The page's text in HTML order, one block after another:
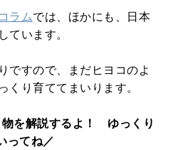
ラムでは、ほかにも、日本
います。
ですので、まだヒヨコのよ
くり育ててまいります。
を解説するよ！ ゆっくり
ってね／